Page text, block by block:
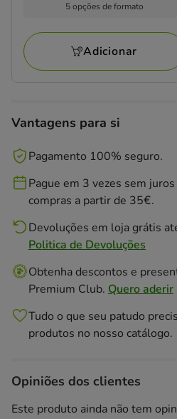
5 opções de formato
Adicionar
Vantagens para si
Pagamento 100% seguro.
Pague em 3 vezes sem
compras a partir de 35€.
Devoluções em loja grátis
Politica de Devoluções
Obtenha descontos e
Premium Club. Quero aderir
Tudo o que seu patudo
produtos no nosso catálogo.
Opiniões dos clientes
Este produto ainda não tem